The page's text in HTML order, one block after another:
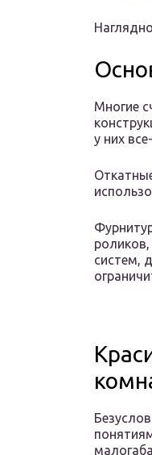
Многие
у них
систем,